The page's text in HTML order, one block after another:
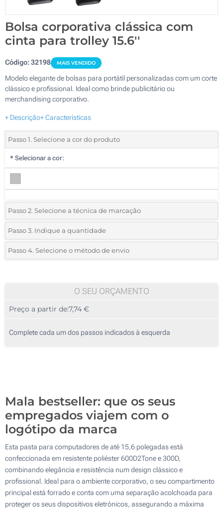
Bolsa corporativa clássica com
cinta para trolley 15.6''
Código:32198 MAIS VENDIDO
Modelo elegante de bolsas para portátil personalizadas com um corte
clássico e profissional. Ideal como brinde publicitário ou
merchandising corporativo.
+ Descrição+ Características
Passo 1. Selecione a cor do produto
* Selecionar a cor:
Passo 2. Selecione a técnica de marcação
*Selecione o tipo de marcação e as cores do logotipo:
1 Cor (Num lado)
Passo 3. Indique a quantidade
*Quantidade mínima:5
10
25
Passo 4. Selecione o método de envio
O SEU ORÇAMENTO
Preço a partir de:7,74 €
Complete cada um dos passos indicados à esquerda
Mala bestseller: que os seus
empregados viajem com o
logótipo da marca
Esta pasta para computadores de até 15,6 polegadas está
confeccionada em resistente poliéster 600D2Tone e 300D,
combinando elegância e resistência num design clássico e
profissional. Ideal para o ambiente corporativo, o seu compartimento
principal está forrado e conta com uma separação acolchoada para
proteger os seus dispositivos eletrónicos, assegurando a máxima